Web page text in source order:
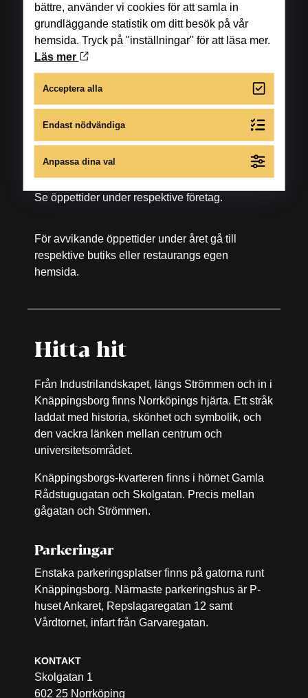
Butiker
Måndag-fredag: 10.00-18.00
Lördag: 10.00-16.00
Matställen
Se öppettider under respektive restaurang, bar
Skönhet och hälsa
Se öppettider under respektive företag.
För avvikande öppettider under året gå till
respektive butiks eller restaurangs egen
hemsida.
Hitta hit
Från Industrilandskapet, längs Strömmen och in i
Knäppingsborg finns Norrköpings hjärta. Ett stråk
laddat med historia, skönhet och symbolik, och
den vackra länken mellan centrum och
universitetsområdet.
Knäppingsborgs-kvarteren finns i hörnet Gamla
Rådstugugatan och Skolgatan. Precis mellan
gågatan och Strömmen.
Parkeringar
Enstaka parkeringsplatser finns på gatorna runt
Knäppingsborg. Närmaste parkeringshus är P-
huset Ankaret, Repslagaregatan 12 samt
Vårdtornet, infart från Garvaregatan.
KONTAKT
Skolgatan 1
602 25 Norrköping
bättre, använder vi cookies för att samla in
grundläggande statistik om ditt besök på vår
hemsida. Tryck på "inställningar" för att läsa mer.
Läs mer
Acceptera alla
Endast nödvändiga
Anpassa dina val